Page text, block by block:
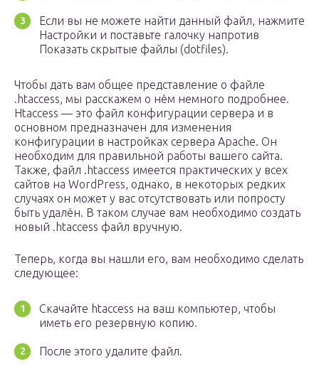
Если вы не можете найти данный файл, нажмите
Настройки и поставьте галочку напротив
Показать скрытые файлы (dotfiles).
Чтобы дать вам общее представление о файле
.htaccess, мы расскажем о нём немного подробнее.
Htaccess — это файл конфигурации сервера и в
основном предназначен для изменения
конфигурации в настройках сервера Apache. Он
необходим для правильной работы вашего сайта.
Также, файл .htaccess имеется практических у всех
сайтов на WordPress, однако, в некоторых редких
случаях он может у вас отсутствовать или попросту
быть удалён. В таком случае вам необходимо создать
новый .htaccess файл вручную.
Теперь, когда вы нашли его, вам необходимо сделать
следующее:
Скачайте htaсcess на ваш компьютер, чтобы
иметь его резервную копию.
После этого удалите файл.